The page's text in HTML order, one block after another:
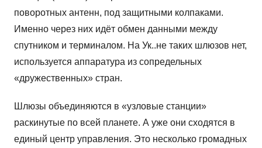
поворотных антенн, под защитными колпаками.
Именно через них идёт обмен данными между
спутником и терминалом. На Ук..не таких шлюзов нет,
используется аппаратура из сопредельных
«дружественных» стран.
Шлюзы объединяются в «узловые станции»
раскинутые по всей планете. А уже они сходятся в
единый центр управления. Это несколько громадных